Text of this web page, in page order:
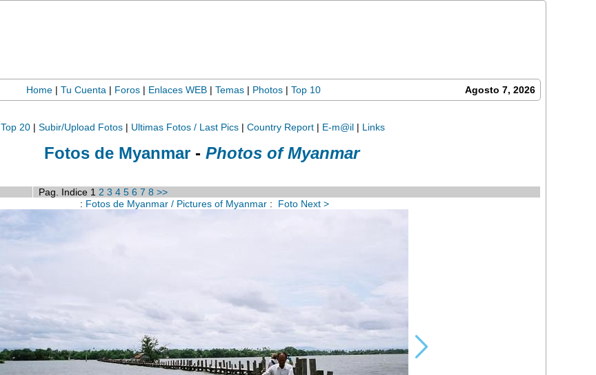
Home| Tu Cuenta | Foros| Enlaces WEB| Temas| Photos | Top 10 Agosto 7, 2026
Top 20 | Subir/Upload Fotos | Ultimas Fotos / Last Pics | Country Report | E-m@il | Links
Fotos de Myanmar- Photos of Myanmar
Pag. Indice 1 2 3 4 5 6 7 8 >>
: Fotos de Myanmar / Pictures of Myanmar: Foto Next >